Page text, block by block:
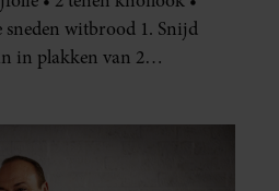
sneden witbrood 1. Snijd
in plakken van 2